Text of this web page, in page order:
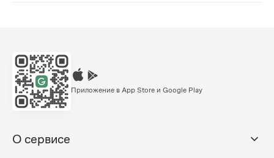
Приложение в App Store и Google Play
О сервисе